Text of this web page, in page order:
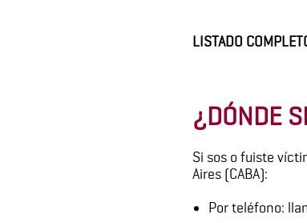
LISTADO
¿DÓNDE
Si sos o fuiste
Aires (CABA):
Por teléfono: